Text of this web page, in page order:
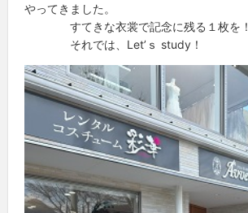
やってきました。
すてきな衣裳で記念に残る１枚を！
それでは、Let’ｓ study！